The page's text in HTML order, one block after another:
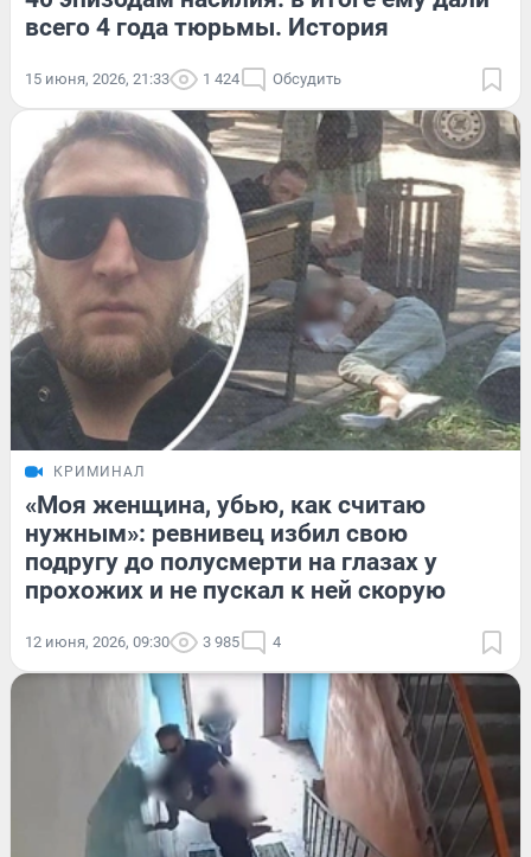
всего 4 года тюрьмы. История
15 июня, 2026, 21:33 1 424 Обсудить
КРИМИНАЛ
«Моя женщина, убью, как считаю
нужным»: ревнивец избил свою
подругу до полусмерти на глазах у
прохожих и не пускал к ней скорую
12 июня, 2026, 09:30 3 985 4